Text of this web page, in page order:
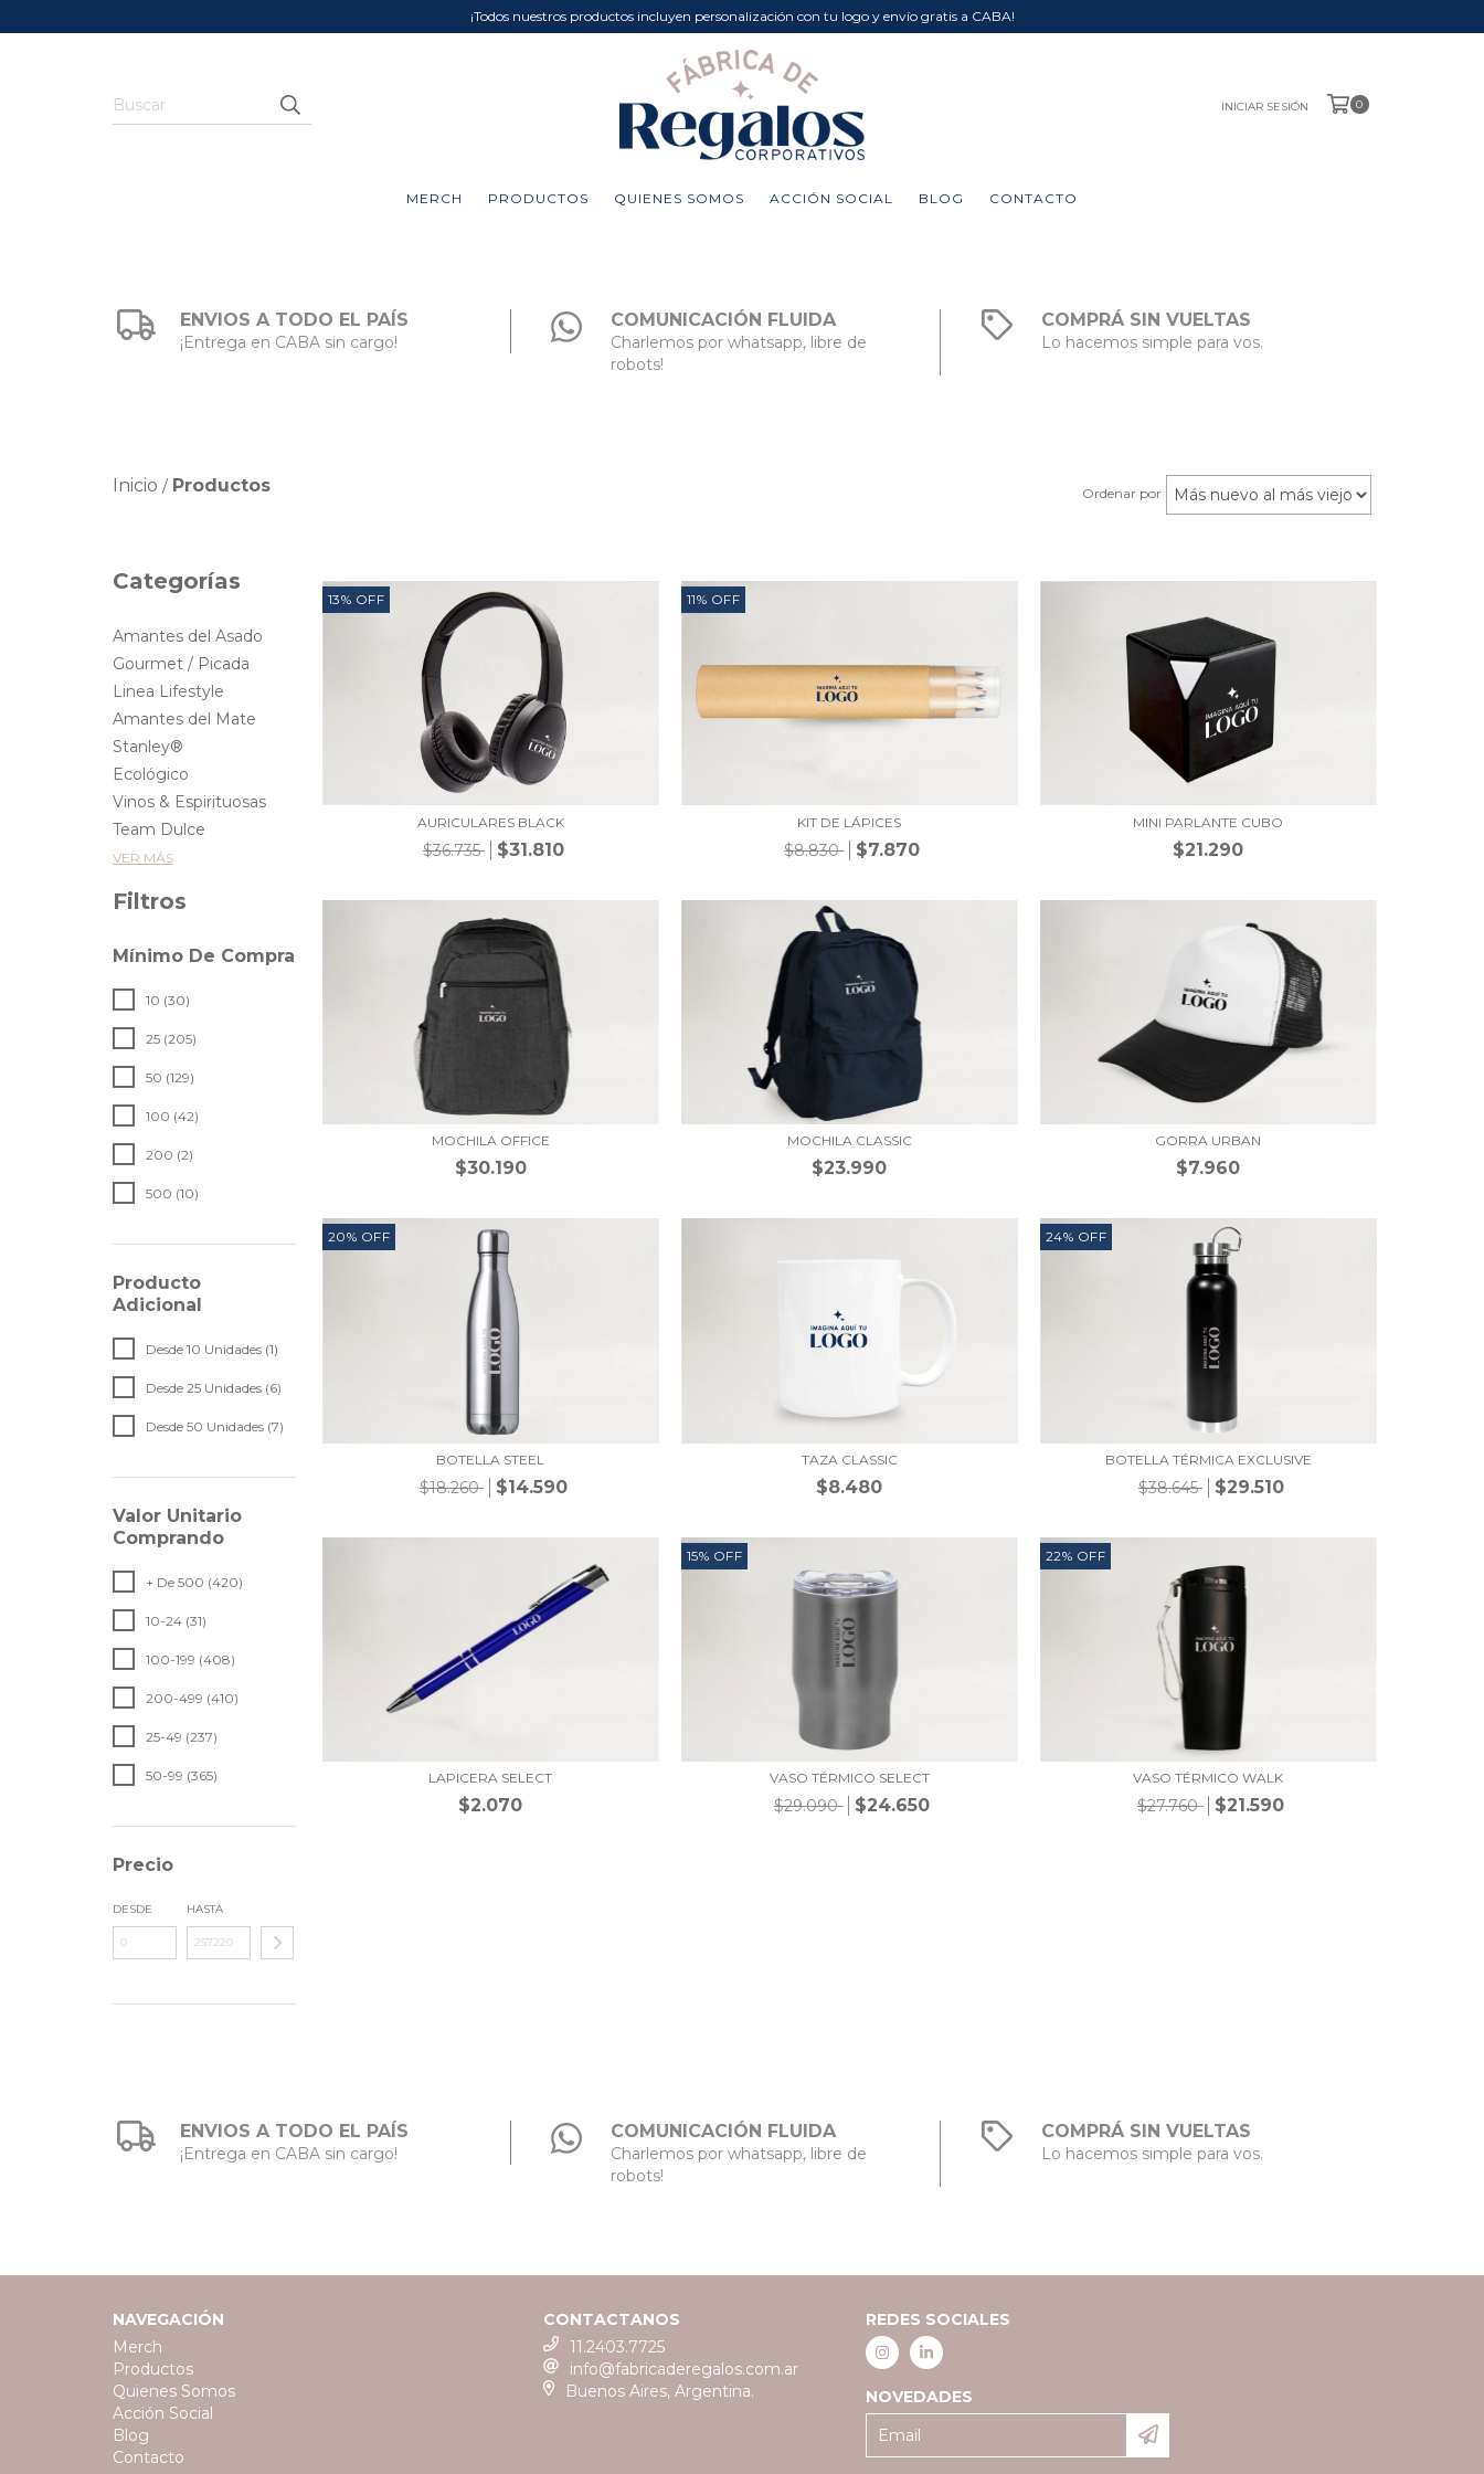
¡Todos nuestros productos incluyen personalización con tu logo y envío gratis a CABA!
INICIAR SESIÓN 0
MERCH PRODUCTOS QUIENES SOMOS ACCIÓN SOCIAL BLOG CONTACTO
ENVIOS A TODO EL PAÍS
¡Entrega en CABA sin cargo!
COMUNICACIÓN FLUIDA
Charlemos por whatsapp, libre de
robots!
COMPRÁ SIN VUELTAS
Lo hacemos simple para vos.
Inicio / Productos Ordenar por
Categorías
Amantes del Asado
Gourmet / Picada
Linea Lifestyle
Amantes del Mate
Stanley®
Ecológico
Vinos & Espirituosas
Team Dulce
VER MÁS
Filtros
Mínimo De Compra
10 (30)
25 (205)
50 (129)
100 (42)
200 (2)
500 (10)
Producto
Adicional
Desde 10 Unidades (1)
Desde 25 Unidades (6)
Desde 50 Unidades (7)
Valor Unitario
Comprando
+ De 500 (420)
10-24 (31)
100-199 (408)
200-499 (410)
25-49 (237)
50-99 (365)
Precio
DESDE HASTA
13% OFF
AURICULARES BLACK
$36.735 $31.810
11% OFF
KIT DE LÁPICES
$8.830 $7.870
MINI PARLANTE CUBO
$21.290
MOCHILA OFFICE
$30.190
MOCHILA CLASSIC
$23.990
GORRA URBAN
$7.960
20% OFF
BOTELLA STEEL
$18.260 $14.590
TAZA CLASSIC
$8.480
24% OFF
BOTELLA TÉRMICA EXCLUSIVE
$38.645 $29.510
LAPICERA SELECT
$2.070
15% OFF
VASO TÉRMICO SELECT
$29.090 $24.650
22% OFF
VASO TÉRMICO WALK
$27.760 $21.590
ENVIOS A TODO EL PAÍS
¡Entrega en CABA sin cargo!
COMUNICACIÓN FLUIDA
Charlemos por whatsapp, libre de
robots!
COMPRÁ SIN VUELTAS
Lo hacemos simple para vos.
NAVEGACIÓN
Merch
Productos
Quienes Somos
Acción Social
Blog
Contacto
CONTACTANOS
11.2403.7725
info@fabricaderegalos.com.ar
Buenos Aires, Argentina.
REDES SOCIALES
NOVEDADES